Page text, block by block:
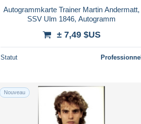
Autogrammkarte Trainer Martin Andermatt,
SSV Ulm 1846, Autogramm
± 7,49 $US
Statut Professionnel
Nouveau